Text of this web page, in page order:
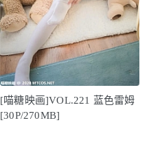
[喵糖映画]VOL.221 蓝色雷姆
[30P/270MB]